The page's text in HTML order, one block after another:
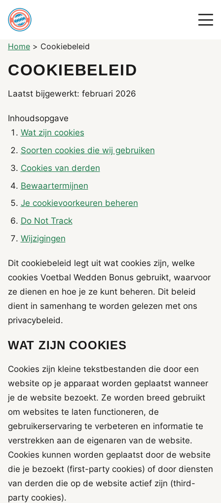
Home > Cookiebeleid
COOKIEBELEID
Laatst bijgewerkt: februari 2026
Inhoudsopgave
Wat zijn cookies
Soorten cookies die wij gebruiken
Cookies van derden
Bewaartermijnen
Je cookievoorkeuren beheren
Do Not Track
Wijzigingen
Dit cookiebeleid legt uit wat cookies zijn, welke
cookies Voetbal Wedden Bonus gebruikt, waarvoor
ze dienen en hoe je ze kunt beheren. Dit beleid
dient in samenhang te worden gelezen met ons
privacybeleid.
WAT ZIJN COOKIES
Cookies zijn kleine tekstbestanden die door een
website op je apparaat worden geplaatst wanneer
je de website bezoekt. Ze worden breed gebruikt
om websites te laten functioneren, de
gebruikerservaring te verbeteren en informatie te
verstrekken aan de eigenaren van de website.
Cookies kunnen worden geplaatst door de website
die je bezoekt (first-party cookies) of door diensten
van derden die op de website actief zijn (third-
party cookies).